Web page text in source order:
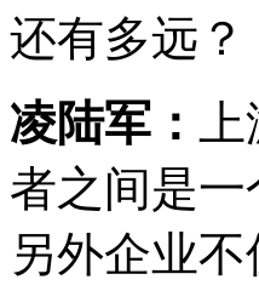
还有多远？
凌陆军：
者之间是
另外企业